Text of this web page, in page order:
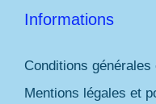
Informations
Conditions générales
Mentions légales et